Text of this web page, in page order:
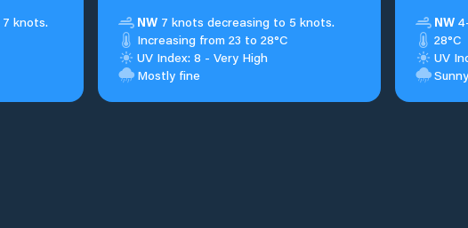
7 knots.
NW 7 knots decreasing to 5 knots.
Increasing from 23 to 28°C
UV Index: 8 - Very High
Mostly fine
NW
28°C
UV
Sunny